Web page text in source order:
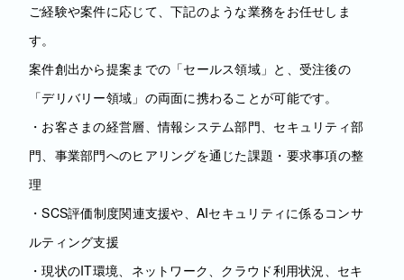
ご経験や案件に応じて、下記のような業務をお任せしま
す。
案件創出から提案までの「セールス領域」と、受注後の
「デリバリー領域」の両面に携わることが可能です。
・お客さまの経営層、情報システム部門、セキュリティ部
門、事業部門へのヒアリングを通じた課題・要求事項の整
理
・SCS評価制度関連支援や、AIセキュリティに係るコンサ
ルティング支援
・現状のIT環境、ネットワーク、クラウド利用状況、セキ